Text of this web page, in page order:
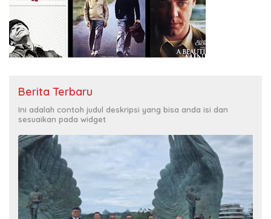
Berita Terbaru
Ini adalah contoh judul deskripsi yang bisa anda isi dan
sesuaikan pada widget